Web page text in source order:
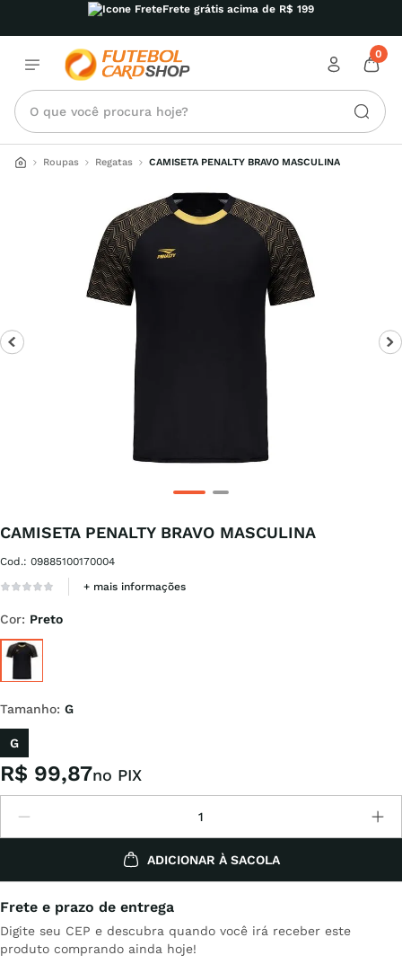
Frete grátis acima de R$ 199
0
O que você procura hoje?
Roupas Regatas CAMISETA PENALTY BRAVO MASCULINA
CAMISETA PENALTY BRAVO MASCULINA
Cod.: 09885100170004
+ mais informações
Cor: Preto
Tamanho: G
G
R$ 99,87no PIX
ADICIONAR À SACOLA